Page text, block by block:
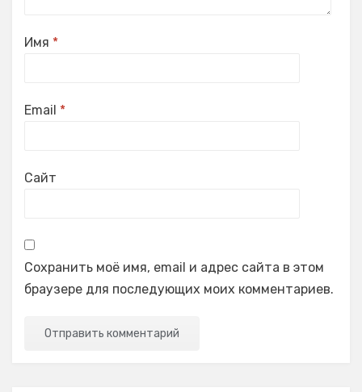
Имя *
Email *
Сайт
Сохранить моё имя, email и адрес сайта в этом
браузере для последующих моих комментариев.